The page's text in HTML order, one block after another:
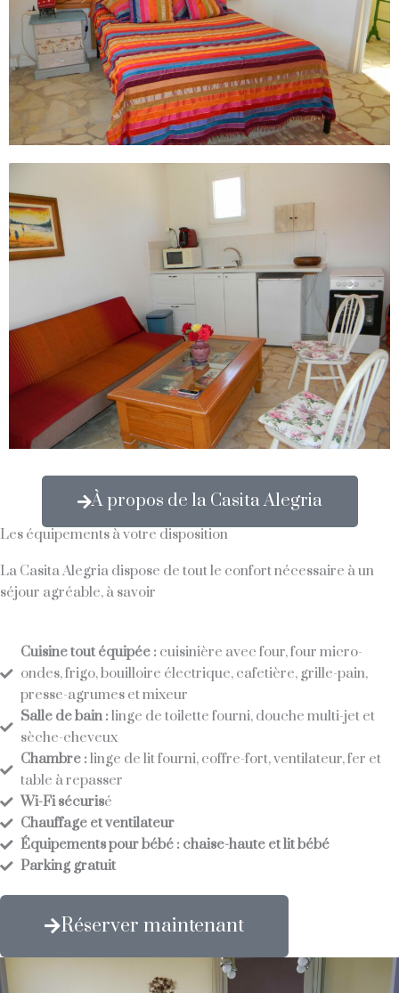
À propos de la Casita Alegria
Les équipements à votre disposition
La Casita Alegria dispose de tout le confort nécessaire à un
séjour agréable, à savoir
Cuisine tout équipée : cuisinière avec four, four micro-
ondes, frigo, bouilloire électrique, cafetière, grille-pain,
presse-agrumes et mixeur
Salle de bain : linge de toilette fourni, douche multi-jet et
sèche-cheveux
Chambre : linge de lit fourni, coffre-fort, ventilateur, fer et
table à repasser
Wi-Fi sécurisé
Chauffage et ventilateur
Équipements pour bébé : chaise-haute et lit bébé
Parking gratuit
Réserver maintenant